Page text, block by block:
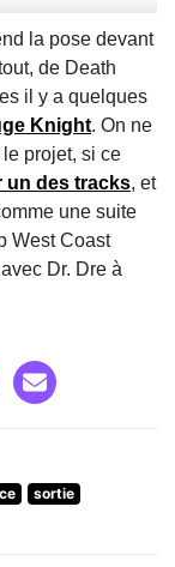
la pose devant
de Death
il y a quelques
Knight. On ne
projet, si ce
un des tracks, et
une suite
West Coast
Dr. Dre à
sortie